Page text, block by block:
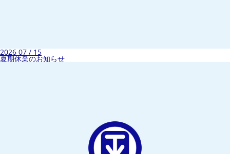
2026 07 / 15
夏期休業のお知らせ